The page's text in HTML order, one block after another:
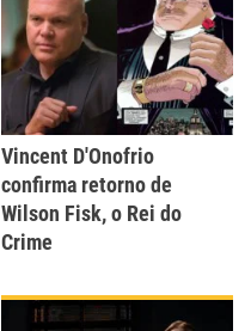
Vincent D'Onofrio
confirma retorno de
Wilson Fisk, o Rei do
Crime